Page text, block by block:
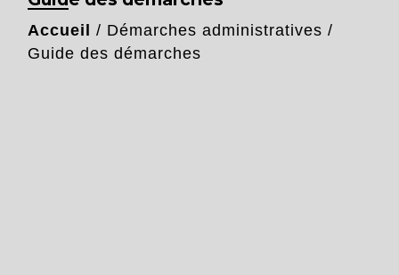
Accueil / Démarches administratives /
Guide des démarches